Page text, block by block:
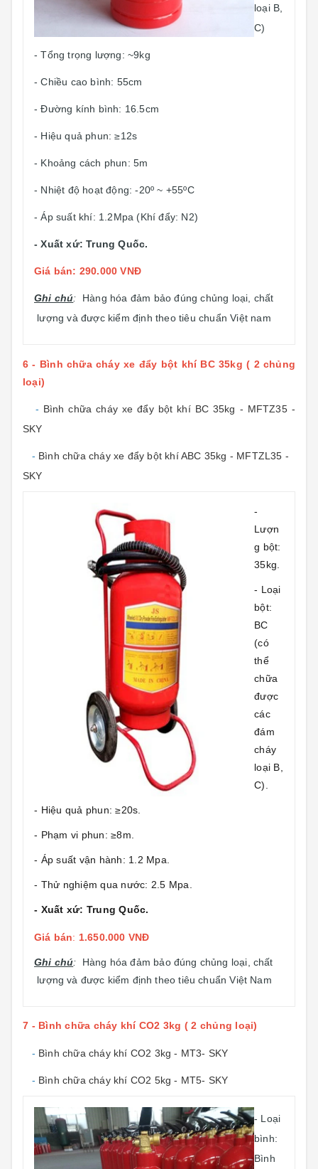
loại B,
C)
- Tổng trọng lượng: ~9kg
- Chiều cao bình: 55cm
- Đường kính bình: 16.5cm
- Hiệu quả phun: ≥12s
- Khoảng cách phun: 5m
- Nhiệt độ hoạt động: -20º ~ +55ºC
- Áp suất khí: 1.2Mpa (Khí đẩy: N2)
- Xuất xứ: Trung Quốc.
Giá bán: 290.000 VNĐ
Ghi chú: Hàng hóa đảm bảo đúng chủng loại, chất
lượng và được kiểm định theo tiêu chuẩn Việt nam
6 - Bình chữa cháy xe đẩy bột khí BC 35kg ( 2 chủng
loại)
- Bình chữa cháy xe đẩy bột khí BC 35kg - MFTZ35 -
SKY
- Bình chữa cháy xe đẩy bột khí ABC 35kg - MFTZL35 -
SKY
-
Lượn
g bột:
35kg.
- Loại
bột:
BC
(có
thể
chữa
được
các
đám
cháy
loại B,
C).
- Hiệu quả phun: ≥20s.
- Phạm vi phun: ≥8m.
- Áp suất vận hành: 1.2 Mpa.
- Thử nghiệm qua nước: 2.5 Mpa.
- Xuất xứ: Trung Quốc.
Giá bán: 1.650.000 VNĐ
Ghi chú: Hàng hóa đảm bảo đúng chủng loại, chất
lượng và được kiểm định theo tiêu chuẩn Việt Nam
7 - Bình chữa cháy khí CO2 3kg ( 2 chủng loại)
- Bình chữa cháy khí CO2 3kg - MT3- SKY
- Bình chữa cháy khí CO2 5kg - MT5- SKY
- Loại
bình:
Bình